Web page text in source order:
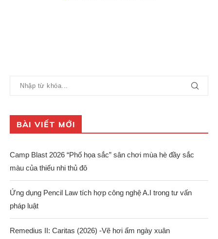
BÀI VIẾT MỚI
Camp Blast 2026 “Phố họa sắc” sân chơi mùa hè đầy sắc
màu của thiếu nhi thủ đô
Ứng dụng Pencil Law tích hợp công nghệ A.I trong tư vấn
pháp luật
Remedius II: Caritas (2026) -Vẽ hơi ấm ngày xuân